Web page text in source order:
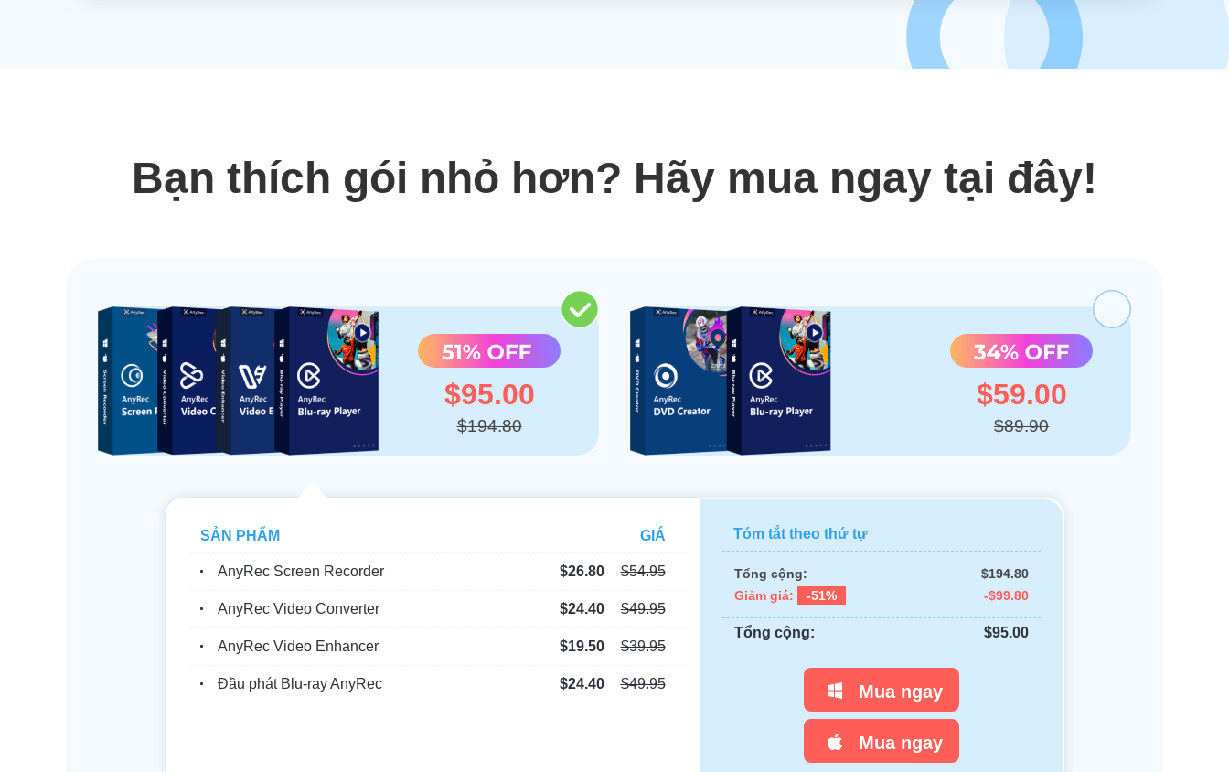
Bạn thích gói nhỏ hơn? Hãy mua ngay tại đây!
$95.00
$194.80
$59.00
$89.90
SẢN PHẨM GIÁ
AnyRec Screen Recorder $26.80 $54.95
AnyRec Video Converter $24.40 $49.95
AnyRec Video Enhancer $19.50 $39.95
Đầu phát Blu-ray AnyRec $24.40 $49.95
Tóm tắt theo thứ tự
Tổng cộng:
$194.80
Giảm giá:
-51% -$99.80
Tổng cộng: $95.00
Mua ngay
Mua ngay